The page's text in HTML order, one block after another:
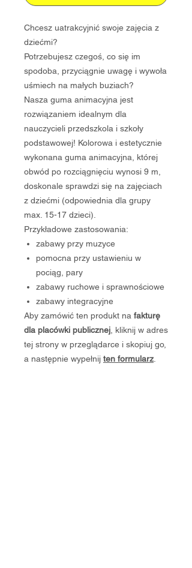
Chcesz uatrakcyjnić swoje zajęcia z
dziećmi?
Potrzebujesz czegoś, co się im
spodoba, przyciągnie uwagę i wywoła
uśmiech na małych buziach?
Nasza guma animacyjna jest
rozwiązaniem idealnym dla
nauczycieli przedszkola i szkoły
podstawowej! Kolorowa i estetycznie
wykonana guma animacyjna, której
obwód po rozciągnięciu wynosi 9 m,
doskonale sprawdzi się na zajęciach
z dziećmi (odpowiednia dla grupy
max. 15-17 dzieci).
Przykładowe zastosowania:
zabawy przy muzyce
pomocna przy ustawieniu w
pociąg, pary
zabawy ruchowe i sprawnościowe
zabawy integracyjne
Aby zamówić ten produkt na fakturę
dla placówki publicznej, kliknij w adres
tej strony w przeglądarce i skopiuj go,
a następnie wypełnij ten formularz.